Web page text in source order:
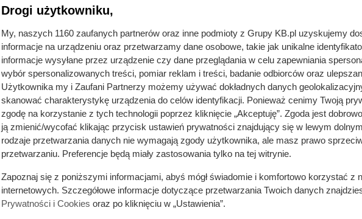
łagodnych i dość aktywnych. Nie są to psy typowo sportowe, ale uwielbiają
Drogi użytkowniku,
My, naszych 1160 zaufanych partnerów oraz inne podmioty z Grupy KB.pl uzyskujemy
informacje na urządzeniu oraz przetwarzamy dane osobowe, takie jak unikalne
informacje wysyłane przez urządzenie czy dane przeglądania w celu zapewniania
wybór spersonalizowanych treści, pomiar reklam i treści, badanie odbiorców oraz
Użytkownika my i Zaufani Partnerzy możemy używać dokładnych danych
skanować charakterystykę urządzenia do celów identyfikacji. Ponieważ cenimy Twoją
zgodę na korzystanie z tych technologii poprzez kliknięcie „Akceptuję”. Zgoda jest
ją zmienić/wycofać klikając przycisk ustawień prywatności znajdujący się w lewym
rodzaje przetwarzania danych nie wymagają zgody użytkownika, ale masz prawo
przetwarzaniu. Preferencje będą miały zastosowania tylko na tej witrynie.
Zapoznaj się z poniższymi informacjami, abyś mógł świadomie i komfortowo korzystać z
internetowych. Szczegółowe informacje dotyczące przetwarzania Twoich danych
Prywatności i Cookies oraz po kliknięciu w „Ustawienia”.